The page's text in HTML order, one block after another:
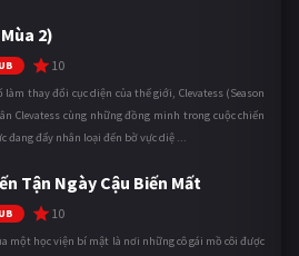
2)
10
làm thay đổi cục diện của thế giới, Clevatess (Season
Clevatess cùng những đồng minh trong cuộc chiến
đang đẩy nhân loại đến bờ vực diệ ...
Tận Ngày Cậu Biến Mất
10
một học viện bí mật là nơi những cô gái mồ côi được